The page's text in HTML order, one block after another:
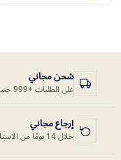
شحن مجاني
على الطلبات +999 جنيه
إرجاع مجاني
خلال 14 يومًا من الاستلام